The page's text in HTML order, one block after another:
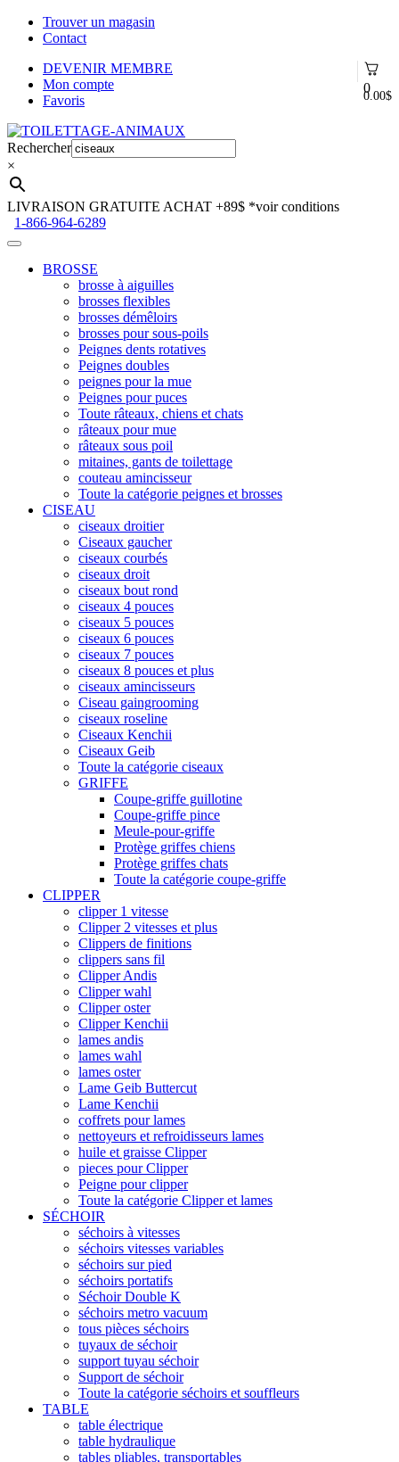
Trouver un magasin
Contact
0
0.00$
DEVENIR MEMBRE
Mon compte
Favoris
Aller
à
la
navigation
Aller
au
contenu
Rechercher
×
LIVRAISON GRATUITE ACHAT +89$ *voir conditions
1-866-964-6289
BROSSE
brosse à aiguilles
brosses flexibles
brosses démêloirs
brosses pour sous-poils
Peignes dents rotatives
Peignes doubles
peignes pour la mue
Peignes pour puces
Toute râteaux, chiens et chats
râteaux pour mue
râteaux sous poil
mitaines, gants de toilettage
couteau amincisseur
Toute la catégorie peignes et brosses
CISEAU
ciseaux droitier
Ciseaux gaucher
ciseaux courbés
ciseaux droit
ciseaux bout rond
ciseaux 4 pouces
ciseaux 5 pouces
ciseaux 6 pouces
ciseaux 7 pouces
ciseaux 8 pouces et plus
ciseaux amincisseurs
Ciseau gaingrooming
ciseaux roseline
Ciseaux Kenchii
Ciseaux Geib
Toute la catégorie ciseaux
GRIFFE
Coupe-griffe guillotine
Coupe-griffe pince
Meule-pour-griffe
Protège griffes chiens
Protège griffes chats
Toute la catégorie coupe-griffe
CLIPPER
clipper 1 vitesse
Clipper 2 vitesses et plus
Clippers de finitions
clippers sans fil
Clipper Andis
Clipper wahl
Clipper oster
Clipper Kenchii
lames andis
lames wahl
lames oster
Lame Geib Buttercut
Lame Kenchii
coffrets pour lames
nettoyeurs et refroidisseurs lames
huile et graisse Clipper
pieces pour Clipper
Peigne pour clipper
Toute la catégorie Clipper et lames
SÉCHOIR
séchoirs à vitesses
séchoirs vitesses variables
séchoirs sur pied
séchoirs portatifs
Séchoir Double K
séchoirs metro vacuum
tous pièces séchoirs
tuyaux de séchoir
support tuyau séchoir
Support de séchoir
Toute la catégorie séchoirs et souffleurs
TABLE
table électrique
table hydraulique
tables pliables, transportables